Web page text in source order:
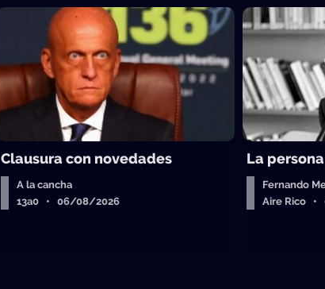
Clausura con novedades
A la cancha
13a0 • 06/08/2026
La
Fernando
Aire Rico